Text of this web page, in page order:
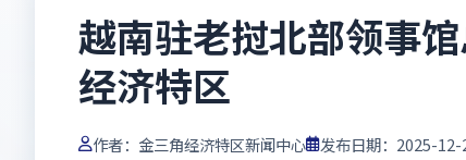
越南驻老挝北部领事
经济特区
作者： 金三角经济特区新闻中心 发布日期：2025-12-